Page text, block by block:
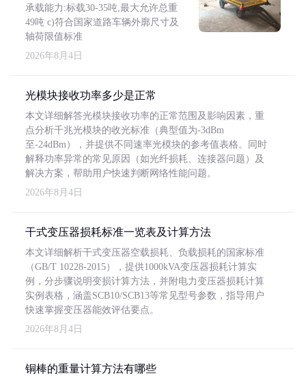
承载能力:标载30-35吨,最大允许总重
49吨 c)符合国家道路车辆外廓尺寸及
轴荷限值标准
2026年8月4日
光模块接收功率多少是正常
本文详细解答光模块接收功率的正常范围及影响因素，重
点分析千兆光模块的收光标准（典型值为-3dBm
至-24dBm），并提供不同速率光模块的参考值表格。同时
解释功率异常的常见原因（如光纤损耗、连接器问题）及
解决方案，帮助用户快速判断网络性能问题。
2026年8月4日
干式变压器损耗标准一览表及计算方法
本文详细解析干式变压器空载损耗、负载损耗的国家标准
（GB/T 10228-2015），提供1000kVA变压器损耗计算实
例，分步骤说明变损计算方法，并附电力变压器损耗计算
实例表格，涵盖SCB10/SCB13等常见型号参数，指导用户
快速掌握变压器能效评估要点。
2026年8月4日
铜棒的重量计算方法有哪些